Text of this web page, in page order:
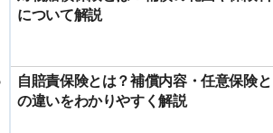
について解説
自賠責保険とは？補償内容・任意保険と
の違いをわかりやすく解説